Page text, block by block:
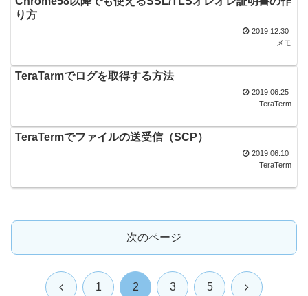
り方
2019.12.30
メモ
TeraTarmでログを取得する方法
2019.06.25
TeraTerm
TeraTermでファイルの送受信（SCP）
2019.06.10
TeraTerm
次のページ
前 1 2 3 5 次